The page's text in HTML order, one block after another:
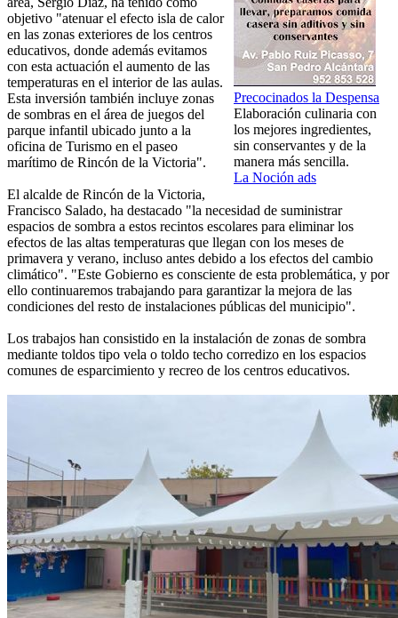
Precocinados la Despensa
Elaboración culinaria con
los mejores ingredientes,
sin conservantes y de la
manera más sencilla.
La Noción ads
objetivo "atenuar el efecto isla de calor
en las zonas exteriores de los centros
educativos, donde además evitamos
con esta actuación el aumento de las
temperaturas en el interior de las aulas.
Esta inversión también incluye zonas
de sombras en el área de juegos del
parque infantil ubicado junto a la
oficina de Turismo en el paseo
marítimo de Rincón de la Victoria".
El alcalde de Rincón de la Victoria,
Francisco Salado, ha destacado "la necesidad de suministrar
espacios de sombra a estos recintos escolares para eliminar los
efectos de las altas temperaturas que llegan con los meses de
primavera y verano, incluso antes debido a los efectos del cambio
climático". "Este Gobierno es consciente de esta problemática, y por
ello continuaremos trabajando para garantizar la mejora de las
condiciones del resto de instalaciones públicas del municipio".
Los trabajos han consistido en la instalación de zonas de sombra
mediante toldos tipo vela o toldo techo corredizo en los espacios
comunes de esparcimiento y recreo de los centros educativos.